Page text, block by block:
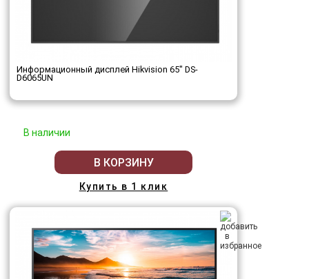
Информационный дисплей Hikvision 65" DS-
D6065UN
В наличии
В КОРЗИНУ
Купить в 1 клик